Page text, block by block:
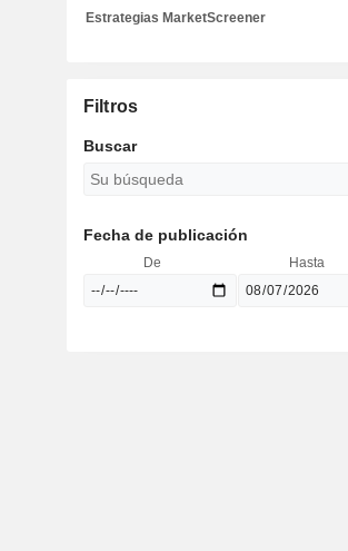
Estrategias MarketScreener
Filtros
Buscar
Fecha de publicación
De Hasta